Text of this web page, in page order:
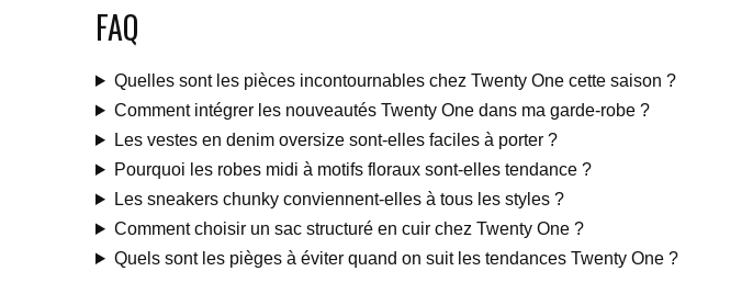
FAQ
Quelles sont les pièces incontournables chez Twenty One cette saison ?
Comment intégrer les nouveautés Twenty One dans ma garde-robe ?
Les vestes en denim oversize sont-elles faciles à porter ?
Pourquoi les robes midi à motifs floraux sont-elles tendance ?
Les sneakers chunky conviennent-elles à tous les styles ?
Comment choisir un sac structuré en cuir chez Twenty One ?
Quels sont les pièges à éviter quand on suit les tendances Twenty One ?